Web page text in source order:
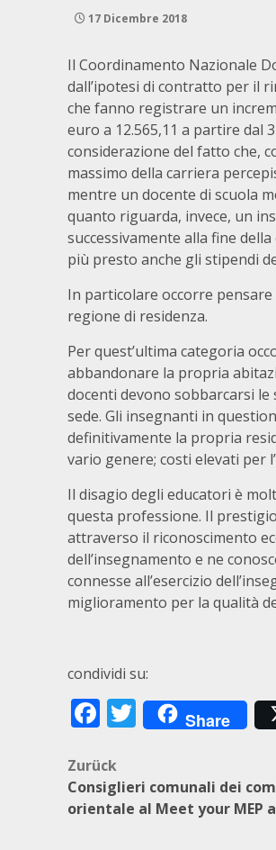
17 Dicembre 2018
Il Coordinamento Nazionale
dall’ipotesi di contratto per il
che fanno registrare un
euro a 12.565,11 a partire dal
considerazione del fatto che,
massimo della carriera
mentre un docente di scuola
quanto riguarda, invece, un
successivamente alla fine
più presto anche gli stipendi
In particolare occorre
regione di residenza.
Per quest’ultima categoria
abbandonare la propria
docenti devono sobbarcarsi
sede. Gli insegnanti in
definitivamente la propria
vario genere; costi elevati per
Il disagio degli educatori è
questa professione. Il
attraverso il riconoscimento
dell’insegnamento e ne
connesse all’esercizio
miglioramento per la qualità
condividi su:
Facebook
Twitter
Share
Zurück
Consiglieri comunali dei
orientale al Meet your MEP